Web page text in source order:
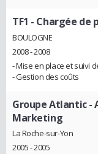
TF1 - Chargée de
BOULOGNE
2008 - 2008
- Mise en place et suivi
- Gestion des coûts
Groupe Atlantic-
Marketing
La Roche-sur-Yon
2005 - 2005